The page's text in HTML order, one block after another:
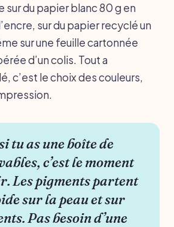
du papier blanc 80 g en
sur du papier recyclé un
sur une feuille cartonnée
d’un colis. Tout a
c’est le choix des couleurs,
tu as une boîte de
c’est le moment
Les pigments partent
sur la peau et sur
Pas besoin d’une